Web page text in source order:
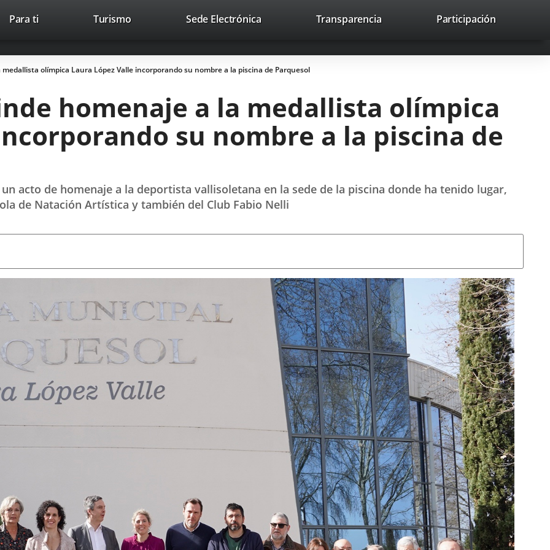
Trabaja con nosotros Contacto avaHeaderSocial
Enlace
una
Enlace
una
Enlace
una
Recherche
Para ti TurismoEste
abrirá
en
ventana
nueva.
Sede ElectrónicaEnlace
aplicación
externa.
Transparencia Participación
olímpica Laura López Valle incorporando su nombre a la piscina de Parquesol
homenaje a la medallista olímpica
su nombre a la piscina de
acto de homenaje a la deportista vallisoletana en la sede de la piscina donde ha tenido lugar,
de Natación Artística y también del Club Fabio Nelli